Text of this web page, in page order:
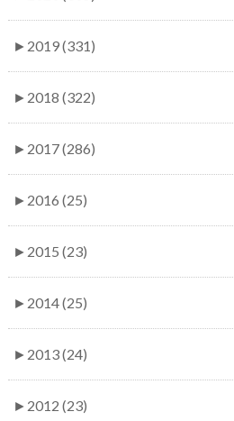
► 2019 (331)
► 2018 (322)
► 2017 (286)
► 2016 (25)
► 2015 (23)
► 2014 (25)
► 2013 (24)
► 2012 (23)